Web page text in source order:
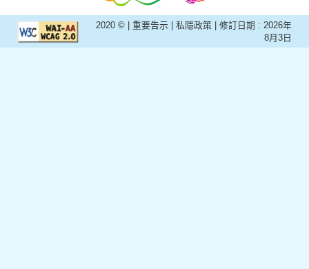
2020 © | 重要告示 | 私隱政策 | 修訂日期 : 2026年
8月3日